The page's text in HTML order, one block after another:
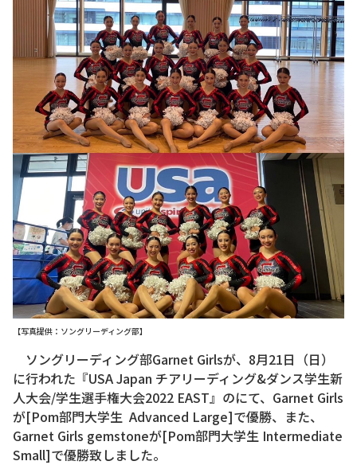
【写真提供：ソングリーディング部】
ソングリーディング部Garnet Girlsが、8月21日（日）
に行われた『USA Japan チアリーディング&ダンス学生新
人大会/学生選手権大会2022 EAST』のにて、Garnet Girls
が[Pom部門大学生 Advanced Large]で優勝、また、
Garnet Girls gemstoneが[Pom部門大学生 Intermediate
Small]で優勝致しました。